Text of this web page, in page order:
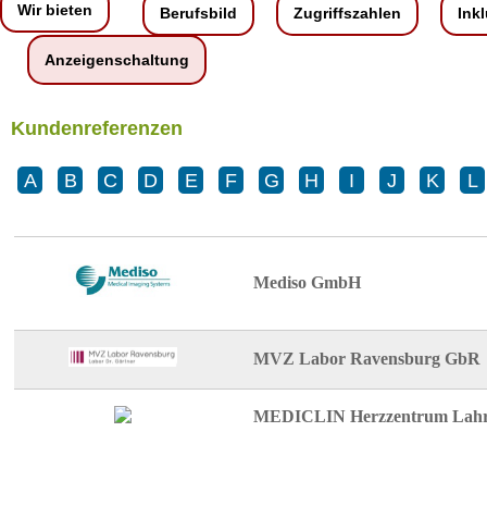
Wir bieten Berufsbild Zugriffszahlen
Anzeigenschaltung
Kundenreferenzen
A B C D E F G H I J K L
Mediso GmbH
MVZ Labor Ravensburg GbR
MEDICLIN Herzzentrum